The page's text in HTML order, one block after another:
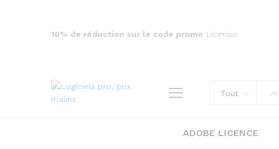
10% de réduction sur le code promo Licensio
Tout
ADOBE LICENCE